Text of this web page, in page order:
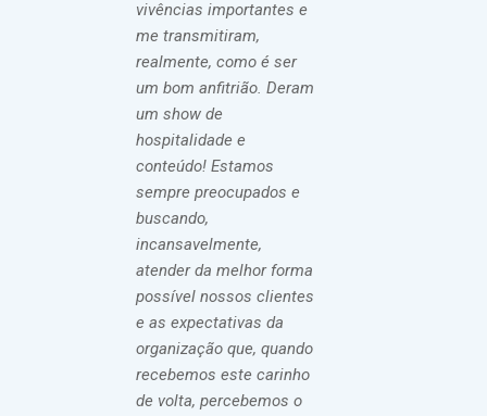
vivências importantes e
me transmitiram,
realmente, como é ser
um bom anfitrião. Deram
um show de
hospitalidade e
conteúdo! Estamos
sempre preocupados e
buscando,
incansavelmente,
atender da melhor forma
possível nossos clientes
e as expectativas da
organização que, quando
recebemos este carinho
de volta, percebemos o